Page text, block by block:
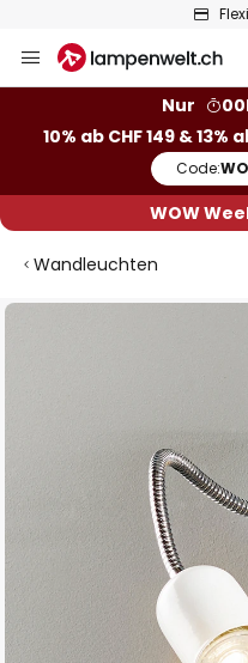
Inhalt
Nur
10% ab CHF 149 & 13%
Code:
WOW
Wandleuchten
Zum